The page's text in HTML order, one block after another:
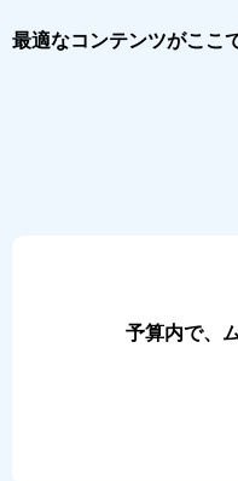
最適なコンテンツがここ
予算内で、